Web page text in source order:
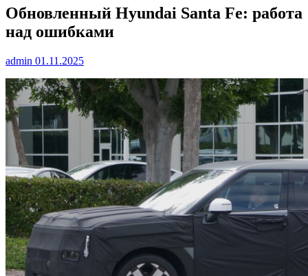
Обновленный Hyundai Santa Fe: работа
над ошибками
admin 01.11.2025